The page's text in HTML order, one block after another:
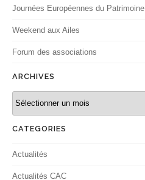
Journées Européennes du Patrimoine
Weekend aux Ailes
Forum des associations
ARCHIVES
CATEGORIES
Actualités
Actualités CAC